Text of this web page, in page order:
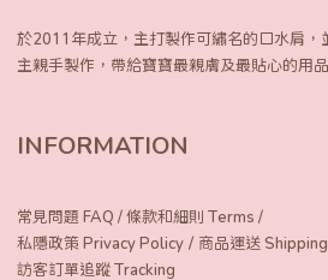
於2011年成立，主打製作可繡名的口水肩，
主親手製作， 帶給寶寶最親膚及最貼心的用品
INFORMATION
常見問題 FAQ /條款和細則 Terms /
私隱政策 Privacy Policy / 商品運送 Shipping
訪客訂單追蹤 Tracking